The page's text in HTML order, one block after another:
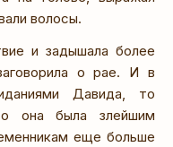
волосы.
и задышала более
о рае. И в
Давида, то
она была злейшим
еще больше